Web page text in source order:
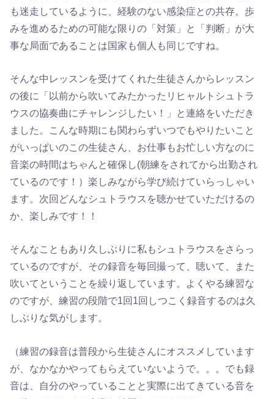
も迷走しているように、経験のない感染症との共存。歩
みを進めるための可能な限りの「対策」と「判断」が大
事な局面であることは国家も個人も同じですね。
そんな中レッスンを受けてくれた生徒さんからレッスン
の後に「以前から吹いてみたかったリヒャルトシュトラ
ウスの協奏曲にチャレンジしたい！」と連絡をいただき
ました。こんな時期にも関わらずいつでもやりたいこと
がいっぱいのこの生徒さん、お仕事もお忙しい方なのに
音楽の時間はちゃんと確保し(朝練をされてから出勤され
ているのです！）楽しみながら学び続けていらっしゃい
ます。次回どんなシュトラウスを聴かせていただけるの
か、楽しみです！！
そんなこともあり久しぶりに私もシュトラウスをさらっ
ているのですが、その録音を毎回撮って、聴いて、また
吹いてということを繰り返しています。よくやる練習な
のですが、練習の段階で1回1回しつこく録音するのは久
しぶりな気がします。
（練習の録音は普段から生徒さんにオススメしています
が、なかなかやってもらえていないようで。。。でも録
音は、自分のやっていることと実際に出てきている音を